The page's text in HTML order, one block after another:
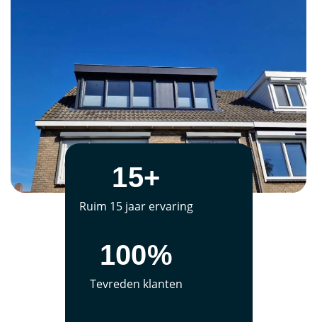
15+
Ruim 15 jaar ervaring
100%
Tevreden klanten